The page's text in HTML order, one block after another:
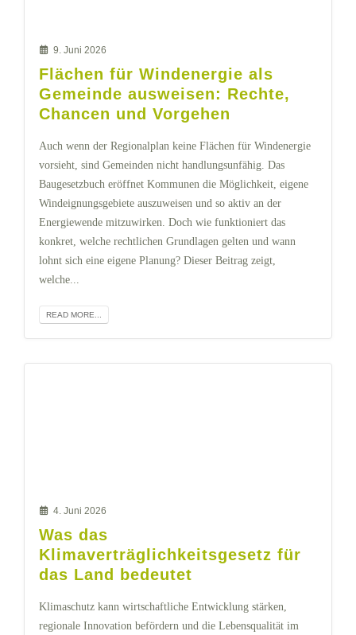
9. Juni 2026
Flächen für Windenergie als
Gemeinde ausweisen: Rechte,
Chancen und Vorgehen
Auch wenn der Regionalplan keine Flächen für Windenergie
vorsieht, sind Gemeinden nicht handlungsunfähig. Das
Baugesetzbuch eröffnet Kommunen die Möglichkeit, eigene
Windeignungsgebiete auszuweisen und so aktiv an der
Energiewende mitzuwirken. Doch wie funktioniert das
konkret, welche rechtlichen Grundlagen gelten und wann
lohnt sich eine eigene Planung? Dieser Beitrag zeigt,
welche...
READ MORE...
4. Juni 2026
Was das
Klimaverträglichkeitsgesetz für
das Land bedeutet
Klimaschutz kann wirtschaftliche Entwicklung stärken,
regionale Innovation befördern und die Lebensqualität im